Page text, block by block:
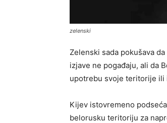
zelenski
Zelenski sada pokušava
izjave ne pogađaju, ali da
upotrebu svoje teritorije ili
Kijev istovremeno
belorusku teritoriju za